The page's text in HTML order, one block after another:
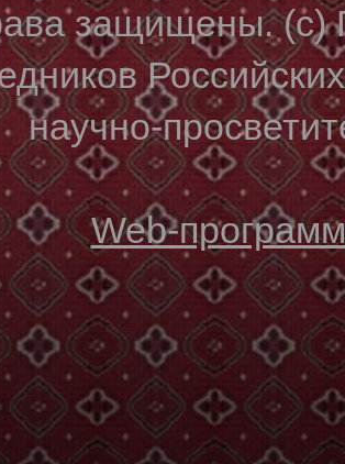
защищены. (с)
научно-
Web-